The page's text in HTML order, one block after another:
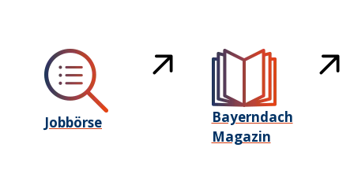
Jobbörse
Bayerndach
Magazin